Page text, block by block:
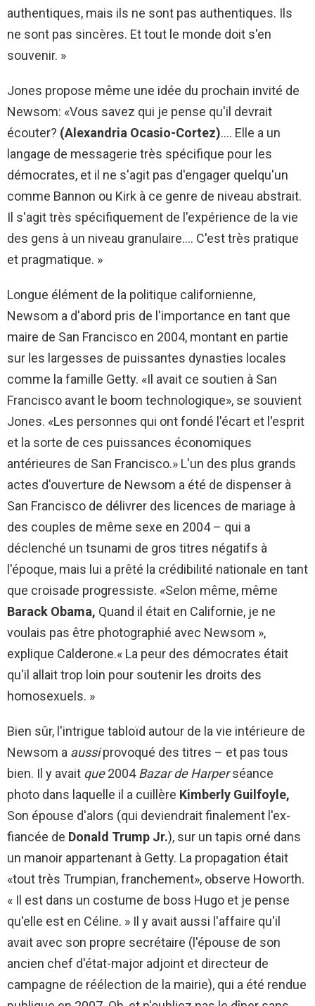
authentiques, mais ils ne sont pas authentiques. Ils
ne sont pas sincères. Et tout le monde doit s'en
souvenir. »
Jones propose même une idée du prochain invité de
Newsom: «Vous savez qui je pense qu'il devrait
écouter? (Alexandria Ocasio-Cortez)…. Elle a un
langage de messagerie très spécifique pour les
démocrates, et il ne s'agit pas d'engager quelqu'un
comme Bannon ou Kirk à ce genre de niveau abstrait.
Il s'agit très spécifiquement de l'expérience de la vie
des gens à un niveau granulaire…. C'est très pratique
et pragmatique. »
Longue élément de la politique californienne,
Newsom a d'abord pris de l'importance en tant que
maire de San Francisco en 2004, montant en partie
sur les largesses de puissantes dynasties locales
comme la famille Getty. «Il avait ce soutien à San
Francisco avant le boom technologique», se souvient
Jones. «Les personnes qui ont fondé l'écart et l'esprit
et la sorte de ces puissances économiques
antérieures de San Francisco.» L'un des plus grands
actes d'ouverture de Newsom a été de dispenser à
San Francisco de délivrer des licences de mariage à
des couples de même sexe en 2004 – qui a
déclenché un tsunami de gros titres négatifs à
l'époque, mais lui a prêté la crédibilité nationale en tant
que croisade progressiste. «Selon même, même
Barack Obama, Quand il était en Californie, je ne
voulais pas être photographié avec Newsom »,
explique Calderone.« La peur des démocrates était
qu'il allait trop loin pour soutenir les droits des
homosexuels. »
Bien sûr, l'intrigue tabloïd autour de la vie intérieure de
Newsom a aussiprovoqué des titres – et pas tous
bien. Il y avait que2004Bazar de Harperséance
photo dans laquelle il a cuillère Kimberly Guilfoyle,
Son épouse d'alors (qui deviendrait finalement l'ex-
fiancée de Donald Trump Jr.), sur un tapis orné dans
un manoir appartenant à Getty. La propagation était
«tout très Trumpian, franchement», observe Howorth.
« Il est dans un costume de boss Hugo et je pense
qu'elle est en Céline. » Il y avait aussi l'affaire qu'il
avait avec son propre secrétaire (l'épouse de son
ancien chef d'état-major adjoint et directeur de
campagne de réélection de la mairie), qui a été rendue